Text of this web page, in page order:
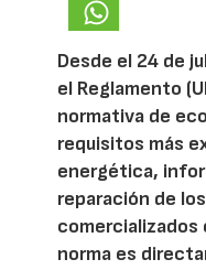
Desde el 24 de
el Reglamento
normativa de
requisitos más
energética,
reparación de
comercializados
norma es